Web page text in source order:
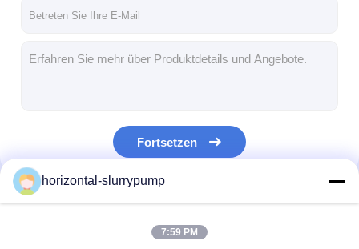
Ecer
Zentrifugale Schlamm-Pumpe
Hochleistungsschlamm-Pumpe
Wasserquellwärmepumpe
Fortsetzen
Unsere Kategorien
horizontal-slurrypump
7:59 PM